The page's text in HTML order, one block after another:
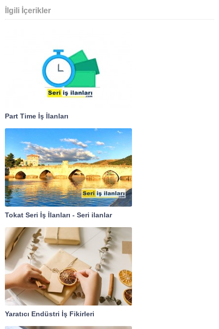
İlgili İçerikler
Part Time İş İlanları
Tokat Seri İş İlanları - Seri ilanlar
Yaratıcı Endüstri İş Fikirleri